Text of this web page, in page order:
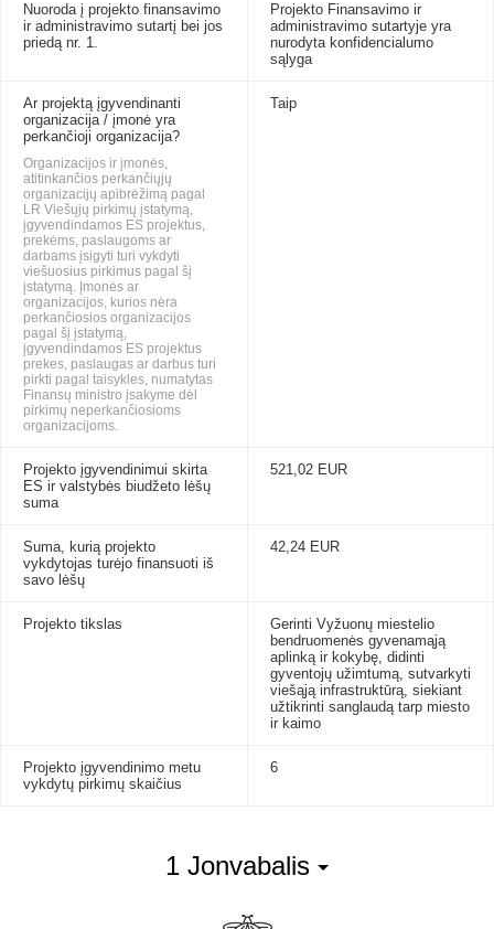
Nuoroda į projekto finansavimo
ir administravimo sutartį bei jos
priedą nr. 1.
Projekto Finansavimo ir
administravimo sutartyje yra
nurodyta konfidencialumo
sąlyga
Ar projektą įgyvendinanti
organizacija / įmonė yra
perkančioji organizacija?
Organizacijos ir įmonės,
atitinkančios perkančiųjų
organizacijų apibrėžimą pagal
LR Viešųjų pirkimų įstatymą,
įgyvendindamos ES projektus,
prekėms, paslaugoms ar
darbams įsigyti turi vykdyti
viešuosius pirkimus pagal šį
įstatymą. Įmonės ar
organizacijos, kurios nėra
perkančiosios organizacijos
pagal šį įstatymą,
įgyvendindamos ES projektus
prekes, paslaugas ar darbus turi
pirkti pagal taisykles, numatytas
Finansų ministro įsakyme dėl
pirkimų neperkančiosioms
organizacijoms.
Taip
Projekto įgyvendinimui skirta
ES ir valstybės biudžeto lėšų
suma
521,02 EUR
Suma, kurią projekto
vykdytojas turėjo finansuoti iš
savo lėšų
42,24 EUR
Projekto tikslas
Gerinti Vyžuonų miestelio
bendruomenės gyvenamąją
aplinką ir kokybę, didinti
gyventojų užimtumą, sutvarkyti
viešąją infrastruktūrą, siekiant
užtikrinti sanglaudą tarp miesto
ir kaimo
Projekto įgyvendinimo metu
vykdytų pirkimų skaičius
6
1 Jonvabalis